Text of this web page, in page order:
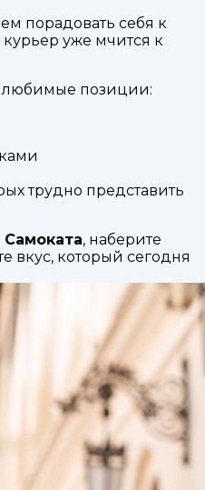
порадовать себя к
уже мчится к
любимые позиции:
трудно представить
Самоката, наберите
вкус, который сегодня